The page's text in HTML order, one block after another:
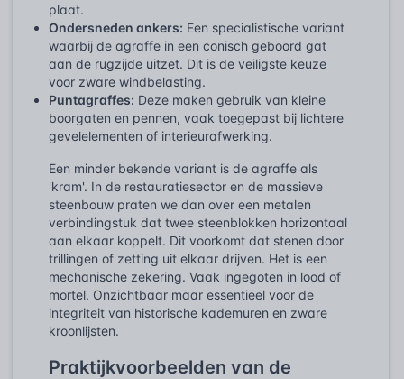
plaat.
Ondersneden ankers: Een specialistische variant
waarbij de agraffe in een conisch geboord gat
aan de rugzijde uitzet. Dit is de veiligste keuze
voor zware windbelasting.
Puntagraffes: Deze maken gebruik van kleine
boorgaten en pennen, vaak toegepast bij lichtere
gevelelementen of interieurafwerking.
Een minder bekende variant is de agraffe als
'kram'. In de restauratiesector en de massieve
steenbouw praten we dan over een metalen
verbindingstuk dat twee steenblokken horizontaal
aan elkaar koppelt. Dit voorkomt dat stenen door
trillingen of zetting uit elkaar drijven. Het is een
mechanische zekering. Vaak ingegoten in lood of
mortel. Onzichtbaar maar essentieel voor de
integriteit van historische kademuren en zware
kroonlijsten.
Praktijkvoorbeelden van de